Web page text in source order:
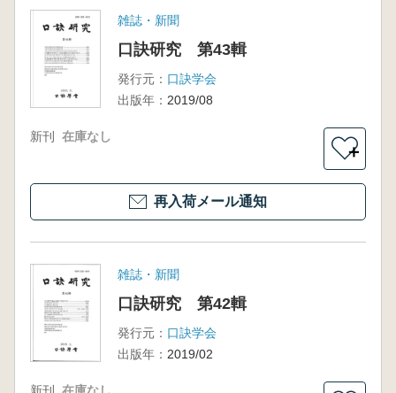
雑誌・新聞
口訣研究 第43輯
発行元： 口訣学会
出版年： 2019/08
新刊 在庫なし
＋
再入荷メール通知
雑誌・新聞
口訣研究 第42輯
発行元： 口訣学会
出版年： 2019/02
新刊 在庫なし